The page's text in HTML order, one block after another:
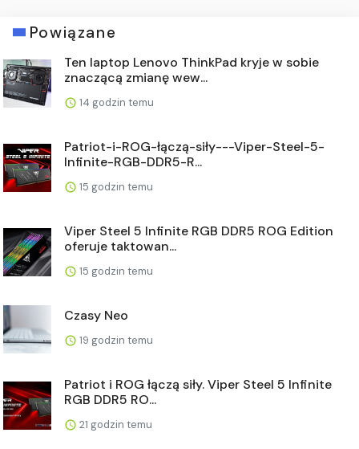
Powiązane
Ten laptop Lenovo ThinkPad kryje w sobie
znaczącą zmianę wew...
14 godzin temu
Patriot-i-ROG-łączą-siły---Viper-Steel-5-
Infinite-RGB-DDR5-R...
15 godzin temu
Viper Steel 5 Infinite RGB DDR5 ROG Edition
oferuje taktowan...
15 godzin temu
Czasy Neo
19 godzin temu
Patriot i ROG łączą siły. Viper Steel 5 Infinite
RGB DDR5 RO...
21 godzin temu